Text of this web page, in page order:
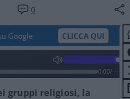
0
Google CLICCA QUI
0:00/--:--
gruppi religiosi, la